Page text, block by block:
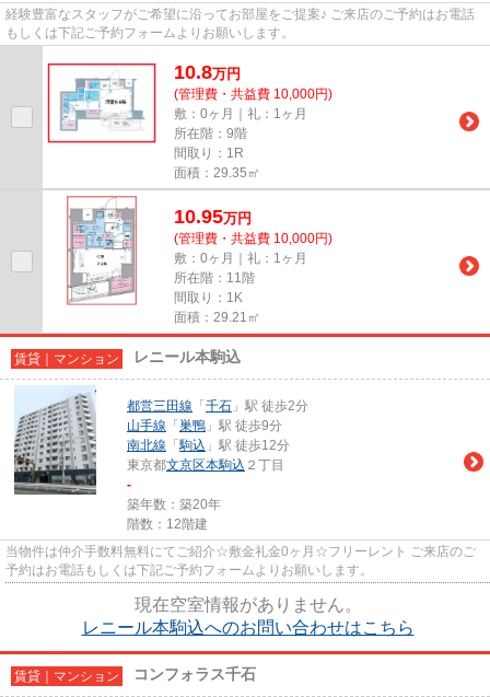
経験豊富なスタッフがご希望に沿ってお部屋をご提案♪ ご来店のご予約はお電話
もしくは下記ご予約フォームよりお願いします。
10.8万円
(管理費・共益費 10,000円)
敷：0ヶ月｜礼：1ヶ月
所在階：9階
間取り：1R
面積：29.35㎡
10.95万円
(管理費・共益費 10,000円)
敷：0ヶ月｜礼：1ヶ月
所在階：11階
間取り：1K
面積：29.21㎡
賃貸｜マンション レニール本駒込
都営三田線 「 千石 」駅 徒歩2分
山手線 「 巣鴨 」駅 徒歩9分
南北線 「駒込 」駅 徒歩12分
東京都文京区本駒込 ２丁目
-
築年数：築20年
階数：12階建
当物件は仲介手数料無料にてご紹介☆敷金礼金0ヶ月☆フリーレント ご来店のご
予約はお電話もしくは下記ご予約フォームよりお願いします。
現在空室情報がありません。
レニール本駒込へのお問い合わせはこちら
賃貸｜マンション コンフォラス千石